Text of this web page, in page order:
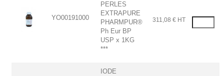
YO00191000
PERLES
EXTRAPURE
PHARMPUR®
Ph Eur BP
USP x 1KG
***
311,08 € HT
IODE